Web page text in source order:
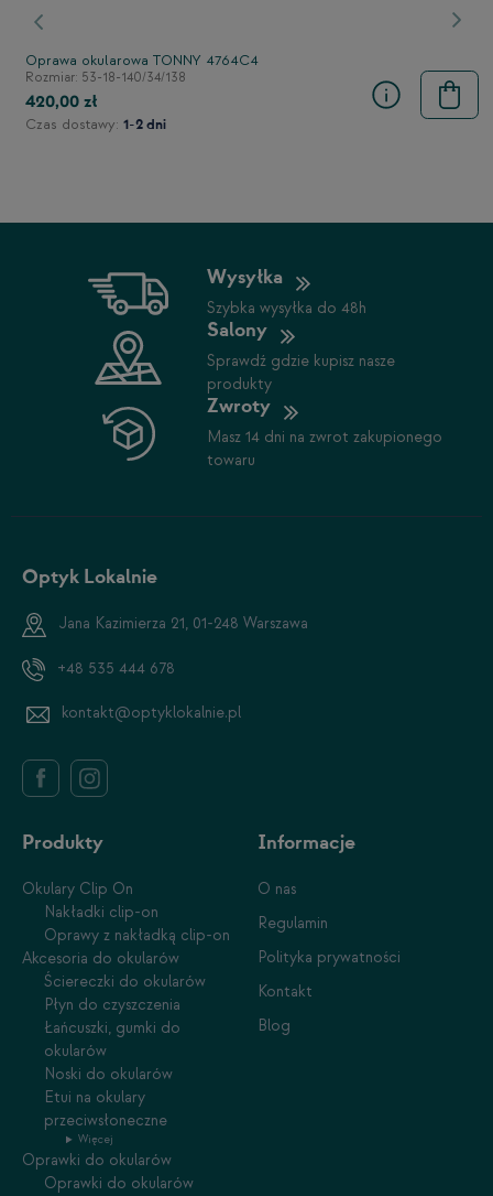
Poprzedni
Oprawa okularowa TONNY 4764C4
Rozmiar: 53-18-140/34/138
420,00 zł
Czas dostawy: 1-2 dni
Wysyłka
Szybka wysyłka do 48h
Salony
Sprawdź gdzie kupisz nasze
produkty
Zwroty
Masz 14 dni na zwrot zakupionego
towaru
Optyk Lokalnie
Jana Kazimierza 21, 01-248 Warszawa
+48 535 444 678
kontakt@optyklokalnie.pl
Produkty
Okulary Clip On
Nakładki clip-on
Oprawy z nakładką clip-on
Akcesoria do okularów
Ściereczki do okularów
Płyn do czyszczenia
Łańcuszki, gumki do
okularów
Noski do okularów
Etui na okulary
przeciwsłoneczne
Więcej
Oprawki do okularów
Oprawki do okularów
Informacje
O nas
Regulamin
Polityka prywatności
Kontakt
Blog